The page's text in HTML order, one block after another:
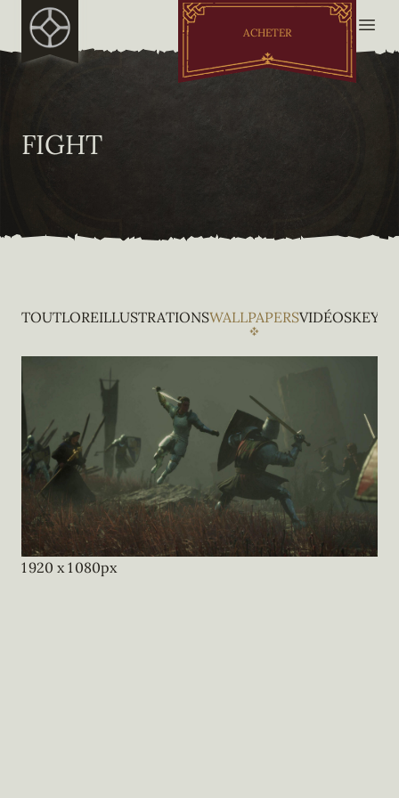
ACHETER
FIGHT
TOUTLOREILLUSTRATIONSWALLPAPERSVIDÉOSKEY
1 920 x 1 080px